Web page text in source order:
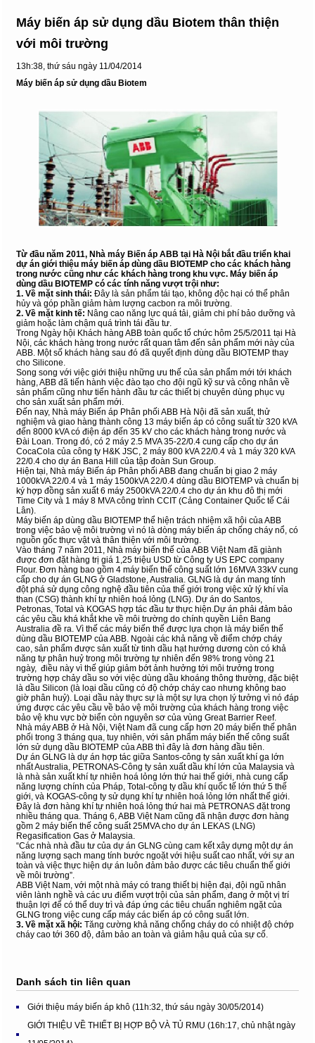
Máy biến áp sử dụng dầu Biotem thân thiện
với môi trường
13h:38, thứ sáu ngày 11/04/2014
Máy biến áp sử dụng dầu Biotem
Từ đầu năm 2011, Nhà máy Biến áp ABB tại Hà Nội bắt đầu triển khai
dự án giới thiệu máy biến áp dùng dầu BIOTEMP cho các khách hàng
trong nước cũng như các khách hàng trong khu vực. Máy biến áp
dùng dầu BIOTEMP có các tính năng vượt trội như:
1. Về mặt sinh thái: Đây là sản phẩm tái tạo, không độc hại có thể phân
hủy và góp phần giảm hàm lượng cacbon ra môi trường.
2. Về mặt kinh tế: Nâng cao năng lực quá tải, giảm chi phí bảo dưỡng và
giảm hoặc làm chậm quá trình tái đầu tư.
Trong Ngày hội Khách hàng ABB toàn quốc tổ chức hôm 25/5/2011 tại Hà
Nội, các khách hàng trong nước rất quan tâm đến sản phẩm mới này của
ABB. Một số khách hàng sau đó đã quyết định dùng dầu BIOTEMP thay
cho Silicone.
Song song với việc giới thiệu những ưu thế của sản phẩm mới tới khách
hàng, ABB đã tiến hành việc đào tạo cho đội ngũ kỹ sư và công nhân về
sản phẩm cũng như tiến hành đầu tư các thiết bị chuyên dùng phục vụ
cho sản xuất sản phẩm mới.
Đến nay, Nhà máy Biến áp Phân phối ABB Hà Nội đã sản xuất, thử
nghiệm và giao hàng thành công 13 máy biến áp có công suất từ 320 kVA
đến 8000 kVA có điện áp đến 35 kV cho các khách hàng trong nước và
Đài Loan. Trong đó, có 2 máy 2.5 MVA 35-22/0.4 cung cấp cho dự án
CocaCola của công ty H&K JSC, 2 máy 800 kVA 22/0.4 và 1 máy 320 kVA
22/0.4 cho dự án Bana Hill của tập đoàn Sun Group.
Hiện tại, Nhà máy Biến áp Phân phối ABB đang chuẩn bị giao 2 máy
1000kVA 22/0.4 và 1 máy 1500kVA 22/0.4 dùng dầu BIOTEMP và chuẩn bị
ký hợp đồng sản xuất 6 máy 2500kVA 22/0.4 cho dự án khu đô thị mới
Time City và 1 máy 8 MVA công trình CCIT (Cảng Container Quốc tế Cái
Lân).
Máy biến áp dùng dầu BIOTEMP thể hiện trách nhiệm xã hội của ABB
trong việc bảo vệ môi trường vì nó là dòng máy biến áp chống cháy nổ, có
nguồn gốc thực vật và thân thiện với môi trường.
Vào tháng 7 năm 2011, Nhà máy biến thế của ABB Việt Nam đã giành
được đơn đặt hàng trị giá 1,25 triệu USD từ Công ty US EPC company
Flour. Đơn hàng bao gồm 4 máy biến thế công suất lớn 16MVA 33kV cung
cấp cho dự án GLNG ở Gladstone, Australia. GLNG là dự án mang tính
đột phá sử dụng công nghệ đầu tiên của thế giới trong việc xử lý khí vỉa
than (CSG) thành khí tự nhiên hoá lỏng (LNG). Dự án do Santos,
Petronas, Total và KOGAS hợp tác đầu tư thực hiện.Dự án phải đảm bảo
các yêu cầu khá khắt khe về môi trường do chính quyền Liên Bang
Australia đề ra. Vì thế các máy biến thế được lựa chọn là máy biến thế
dùng dầu BIOTEMP của ABB. Ngoài các khả năng về điểm chớp cháy
cao, sản phẩm được sản xuất từ tinh dầu hạt hướng dương còn có khả
năng tự phân huỷ trong môi trường tự nhiên đến 98% trong vòng 21
ngày, điều này vì thế giúp giảm bớt ảnh hưởng tới môi trưởng trong
trường hợp chảy dầu so với việc dùng dầu khoáng thông thường, đặc biệt
là dầu Silicon (là loại dầu cũng có độ chớp cháy cao nhưng không bao
giờ phân huỷ). Loại dầu này thực sự là một sự lựa chọn lý tưởng vì nó đáp
ứng được các yêu cầu về bảo vệ môi trường của khách hàng trong việc
bảo vệ khu vực bờ biển còn nguyên sơ của vùng Great Barrier Reef.
Nhà máy ABB ở Hà Nội, Việt Nam đã cung cấp hơn 20 máy biến thế phân
phối trong 3 tháng qua, tuy nhiên, với sản phẩm máy biến thế công suất
lớn sử dụng dầu BIOTEMP của ABB thì đây là đơn hàng đầu tiên.
Dự án GLNG là dự án hợp tác giữa Santos-công ty sản xuất khí ga lớn
nhất Australia, PETRONAS-Công ty sản xuất dầu khí lớn của Malaysia và
là nhà sản xuất khí tự nhiên hoá lỏng lớn thứ hai thế giới, nhà cung cấp
năng lượng chính của Pháp, Total-công ty dầu khí quốc tế lớn thứ 5 thế
giới, và KOGAS-công ty sử dụng khí tự nhiên hoá lỏng lớn nhất thế giới.
Đây là đơn hàng khí tự nhiên hoá lỏng thứ hai mà PETRONAS đặt trong
nhiều tháng qua. Tháng 6, ABB Việt Nam cũng đã nhận được đơn hàng
gồm 2 máy biến thế công suất 25MVA cho dự án LEKAS (LNG)
Regasification Gas ở Malaysia.
“Các nhà nhà đầu tư của dự án GLNG cùng cam kết xây dựng một dự án
năng lượng sạch mang tính bước ngoặt với hiệu suất cao nhất, với sự an
toàn và việc thực hiện dự án luôn đảm bảo được các tiêu chuẩn thế giới
về môi trường”.
ABB Việt Nam, với một nhà máy có trang thiết bị hiện đại, đội ngũ nhân
viên lành nghề và các ưu điểm vượt trội của sản phẩm, đang ở một vị trí
thuận lợi để có thể duy trì và đáp ứng các tiêu chuẩn nghiêm ngặt của
GLNG trong việc cung cấp máy các biến áp có công suất lớn.
3. Về mặt xã hội: Tăng cường khả năng chống cháy do có nhiệt độ chớp
cháy cao tới 360 độ, đảm bảo an toàn và giảm hậu quả của sự cố.
Danh sách tin liên quan
Giới thiệu máy biến áp khô (11h:32, thứ sáu ngày 30/05/2014)
GIỚI THIỆU VỀ THIẾT BỊ HỢP BỘ VÀ TỦ RMU (16h:17, chủ nhật ngày